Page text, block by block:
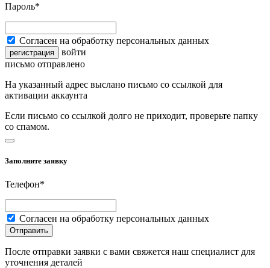
Пароль*
Согласен на обработку персональных данных
регистрация
войти
письмо отправлено
На указанный адрес выслано письмо со ссылкой для
активации аккаунта
Если письмо со ссылкой долго не приходит, проверьте папку
со спамом.
Заполните заявку
Телефон*
Согласен на обработку персональных данных
Отправить
После отправки заявки с вами свяжется наш специалист для
уточнения деталей